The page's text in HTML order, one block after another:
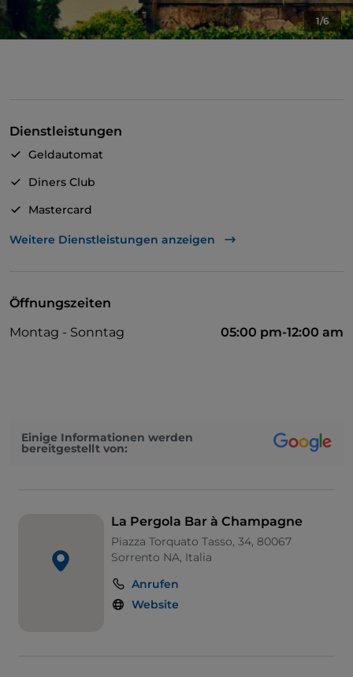
1/6
Dienstleistungen
Geldautomat
Diners Club
Mastercard
TheFork PAY
Weitere Dienstleistungen anzeigen
Öffnungszeiten
Montag - Sonntag
05:00 pm-12:00 am
Einige Informationen werden
bereitgestellt von:
La Pergola Bar à Champagne
Piazza Torquato Tasso, 34, 80067
Sorrento NA, Italia
Anrufen
Website